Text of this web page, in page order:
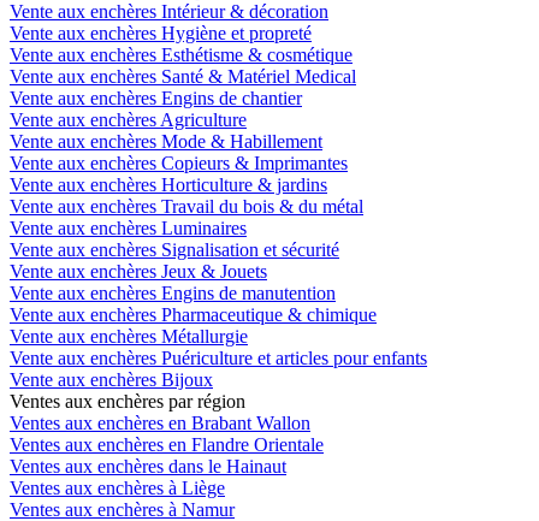
Vente aux enchères Intérieur & décoration
Vente aux enchères Hygiène et propreté
Vente aux enchères Esthétisme & cosmétique
Vente aux enchères Santé & Matériel Medical
Vente aux enchères Engins de chantier
Vente aux enchères Agriculture
Vente aux enchères Mode & Habillement
Vente aux enchères Copieurs & Imprimantes
Vente aux enchères Horticulture & jardins
Vente aux enchères Travail du bois & du métal
Vente aux enchères Luminaires
Vente aux enchères Signalisation et sécurité
Vente aux enchères Jeux & Jouets
Vente aux enchères Engins de manutention
Vente aux enchères Pharmaceutique & chimique
Vente aux enchères Métallurgie
Vente aux enchères Puériculture et articles pour enfants
Vente aux enchères Bijoux
Ventes aux enchères par région
Ventes aux enchères en Brabant Wallon
Ventes aux enchères en Flandre Orientale
Ventes aux enchères dans le Hainaut
Ventes aux enchères à Liège
Ventes aux enchères à Namur